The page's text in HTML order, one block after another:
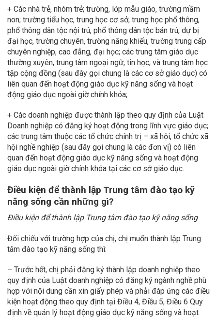
+ Các nhà trẻ, nhóm trẻ; trường, lớp mẫu giáo, trường mầm
non; trường tiểu học, trung học cơ sở, trung học phổ thông,
phổ thông dân tộc nội trú, phổ thông dân tộc bán trú, dự bị
đại học, trường chuyên, trường năng khiếu, trường trung cấp
chuyên nghiệp, cao đẳng, đại học; các trung tâm giáo dục
thường xuyên, trung tâm ngoại ngữ, tin học, và trung tâm học
tập cộng đồng (sau đây gọi chung là các cơ sở giáo dục) có
liên quan đến hoạt động giáo dục kỹ năng sống và hoạt
động giáo dục ngoài giờ chính khóa;
+ Các doanh nghiệp được thành lập theo quy định của Luật
Doanh nghiệp có đăng ký hoạt động trong lĩnh vực giáo dục;
các trung tâm thuộc các tổ chức chính trị – xã hội, tổ chức xã
hội nghề nghiệp (sau đây gọi chung là các đơn vị) có liên
quan đến hoạt động giáo dục kỹ năng sống và hoạt động
giáo dục ngoài giờ chính khóa tại các cơ sở giáo dục.
Điều kiện để thành lập Trung tâm đào tạo kỹ
năng sống cần những gì?
Điều kiện để thành lập Trung tâm đào tạo kỹ năng sống
Đối chiếu với trường hợp của chị, chị muốn thành lập Trung
tâm đào tạo kỹ năng sống thì:
– Trước hết, chị phải đăng ký thành lập doanh nghiệp theo
quy định của Luật doanh nghiệp có đăng ký ngành nghề phù
hợp với nội dung cần xin giấy phép và phải đáp ứng các điều
kiện hoạt động theo quy định tại Điều 4, Điều 5, Điều 6 Quy
định về quản lý hoạt động giáo dục kỹ năng sống và hoạt